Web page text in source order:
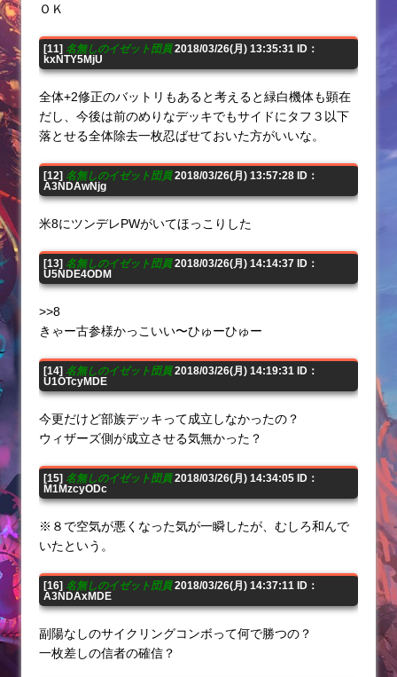
ＯＫ
[11] 名無しのイゼット団員2018/03/26(月) 13:35:31 ID：
kxNTY5MjU
全体+2修正のバットリもあると考えると緑白機体も顕在
だし、今後は前のめりなデッキでもサイドにタフ３以下
落とせる全体除去一枚忍ばせておいた方がいいな。
[12] 名無しのイゼット団員2018/03/26(月) 13:57:28 ID：
A3NDAwNjg
米8にツンデレPWがいてほっこりした
[13] 名無しのイゼット団員2018/03/26(月) 14:14:37 ID：
U5NDE4ODM
>>8
きゃー古参様かっこいい〜ひゅーひゅー
[14] 名無しのイゼット団員2018/03/26(月) 14:19:31 ID：
U1OTcyMDE
今更だけど部族デッキって成立しなかったの？
ウィザーズ側が成立させる気無かった？
[15] 名無しのイゼット団員2018/03/26(月) 14:34:05 ID：
M1MzcyODc
※８で空気が悪くなった気が一瞬したが、むしろ和んで
いたという。
[16] 名無しのイゼット団員2018/03/26(月) 14:37:11 ID：
A3NDAxMDE
副陽なしのサイクリングコンボって何で勝つの？
一枚差しの信者の確信？